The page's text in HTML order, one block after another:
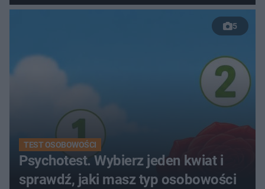
5
TEST OSOBOWOŚCI
Psychotest. Wybierz jeden kwiat i
sprawdź, jaki masz typ osobowości